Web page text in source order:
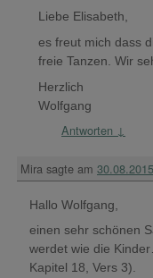
Liebe Elisabeth,
es freut mich dass
freie Tanzen. Wir
Herzlich
Wolfgang
Antworten ↓
Mira sagte am
Hallo Wolfgang,
einen sehr schönen
werdet wie die
Kapitel 18, Vers 3).